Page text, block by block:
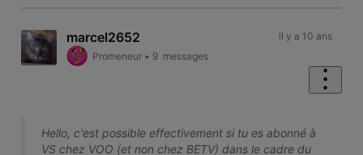
marcel2652
Promeneur • 9 messages
il y a 10 ans
Hello, c'est possible effectivement si tu es abonné à
VS chez VOO (et non chez BETV) dans le cadre du